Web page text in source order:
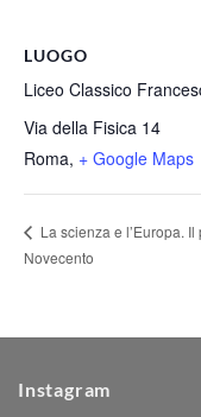
LUOGO
Liceo Classico
Via della Fisica 14
Roma, + Google Maps
La scienza e l’Europa. Il
Novecento
Instagram